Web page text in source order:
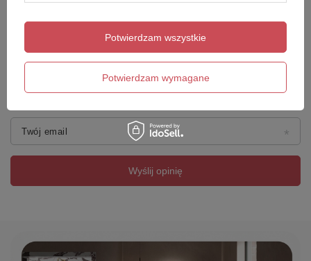
Dodaj własne zdjęcie produktu:
Twoje imię
Twój email
Wyślij opinię
Potwierdzam wymagane
Potwierdzam wszystkie